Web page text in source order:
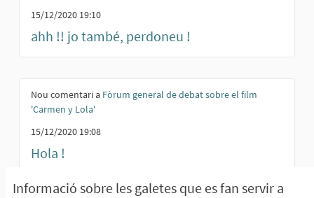
Informació sobre les galetes que es fan servir a
15/12/2020 19:10
ahh !! jo també, perdoneu !
Nou comentari a Fòrum general de debat sobre el film
'Carmen y Lola'
15/12/2020 19:08
Hola !